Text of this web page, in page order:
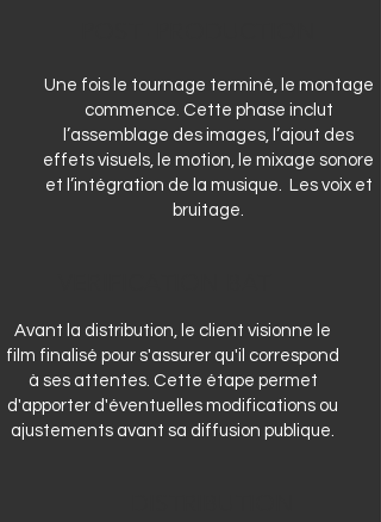
Une fois le tournage terminé, le montage
commence. Cette phase inclut
l’assemblage des images, l’ajout des
effets visuels, le motion, le mixage sonore
et l’intégration de la musique. Les voix et
bruitage.
Avant la distribution, le client visionne le
film finalisé pour s'assurer qu'il correspond
à ses attentes. Cette étape permet
d'apporter d'éventuelles modifications ou
ajustements avant sa diffusion publique.